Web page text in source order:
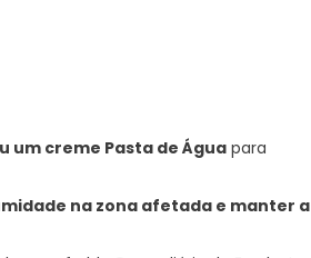
um creme Pasta de Águapara
na zona afetada e manter a